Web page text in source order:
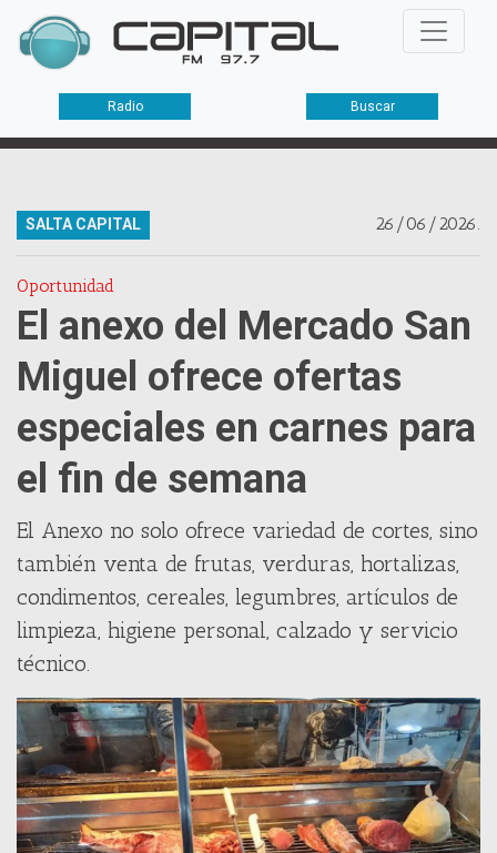
Radio Buscar
26/06/2026.
SALTA CAPITAL
Oportunidad
El anexo del Mercado San
Miguel ofrece ofertas
especiales en carnes para
el fin de semana
El Anexo no solo ofrece variedad de cortes, sino
también venta de frutas, verduras, hortalizas,
condimentos, cereales, legumbres, artículos de
limpieza, higiene personal, calzado y servicio
técnico.